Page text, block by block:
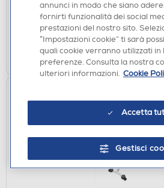
Acquisto online: disponibile
Ritiro in negozio:non disponibile
AGGIUNGI
annunci in modo che siano
fornirti funzionalità dei social
prestazioni del nostro sito.
“Impostazioni cookie” ti sarà
quali cookie verranno utilizzati in
preferenze. Consulta la nostra
ulteriori informazioni. Cookie
Accetta
Gestisci